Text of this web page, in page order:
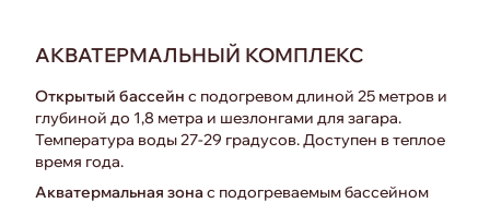
АКВАТЕРМАЛЬНЫЙ КОМПЛЕКС
Открытый бассейн с подогревом длиной 25 метров и
глубиной до 1,8 метра и шезлонгами для загара.
Температура воды 27-29 градусов. Доступен в теплое
время года.
Акватермальная зонас подогреваемым бассейном